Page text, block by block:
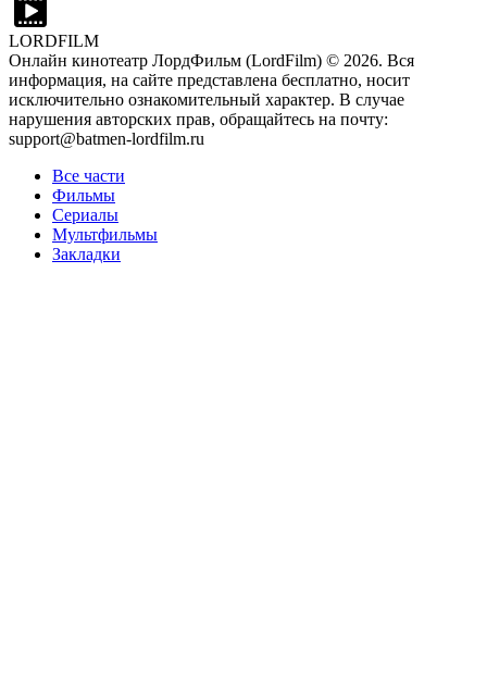
LORDFILM
Онлайн кинотеатр ЛордФильм (LordFilm) © 2026. Вся
информация, на сайте представлена бесплатно, носит
исключительно ознакомительный характер. В случае
нарушения авторских прав, обращайтесь на почту:
support@batmen-lordfilm.ru
Все части
Фильмы
Сериалы
Мультфильмы
Закладки